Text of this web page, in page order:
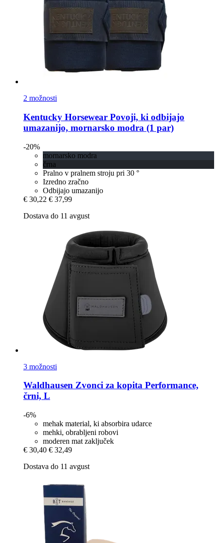
2 možnosti
Kentucky Horsewear Povoji, ki odbijajo
umazanijo, mornarsko modra (1 par)
-20%
mornarsko modra
črna
Pralno v pralnem stroju pri 30 °
Izredno zračno
Odbijajo umazanijo
€ 30,22 € 37,99
Dostava do 11 avgust
3 možnosti
Waldhausen Zvonci za kopita Performance,
črni, L
-6%
mehak material, ki absorbira udarce
mehki, obrabljeni robovi
moderen mat zaključek
€ 30,40 € 32,49
Dostava do 11 avgust